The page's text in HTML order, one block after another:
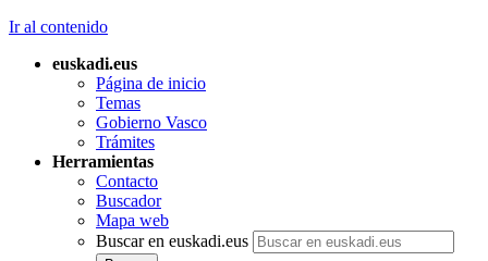
Ir al contenido
euskadi.eus
Página de inicio
Temas
Gobierno Vasco
Trámites
Herramientas
Contacto
Buscador
Mapa web
Buscar en euskadi.eus